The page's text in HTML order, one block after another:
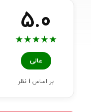
5.0
★
★
★
★
★
عالی
بر اساس 1 نظر